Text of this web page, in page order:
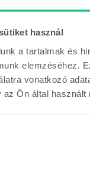
használ
a tartalmak és
elemzéséhez.
vonatkozó
Ön által